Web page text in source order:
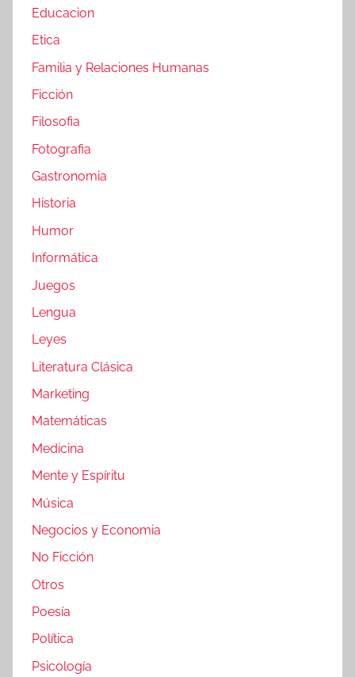
Educacion
Etica
Familia y Relaciones Humanas
Ficción
Filosofia
Fotografia
Gastronomia
Historia
Humor
Informática
Juegos
Lengua
Leyes
Literatura Clásica
Marketing
Matemáticas
Medicina
Mente y Espíritu
Música
Negocios y Economia
No Ficción
Otros
Poesía
Política
Psicología